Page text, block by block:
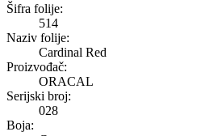
Cardinal Red
Šifra folije:
514
Naziv folije:
Cardinal Red
Proizvođač:
ORACAL
Serijski broj:
028
Boja: